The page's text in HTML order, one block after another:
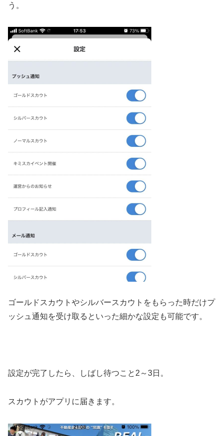
う。
ゴールドスカウトやシルバースカウトをもらった時だけプ
ッシュ通知を受け取るといった細かな設定も可能です。
設定が完了したら、しばし待つこと2～3日。
スカウトがアプリに届きます。